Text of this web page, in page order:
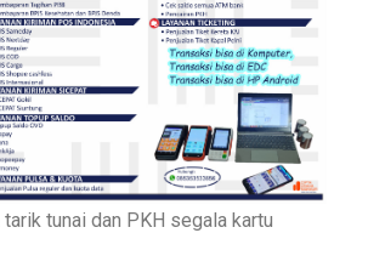
tarik tunai dan PKH segala kartu